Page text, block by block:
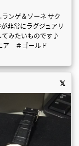
ンゲ＆ゾーネ サク
非常にラグジュアリ
てみたいものです♪
ア ＃ゴールド